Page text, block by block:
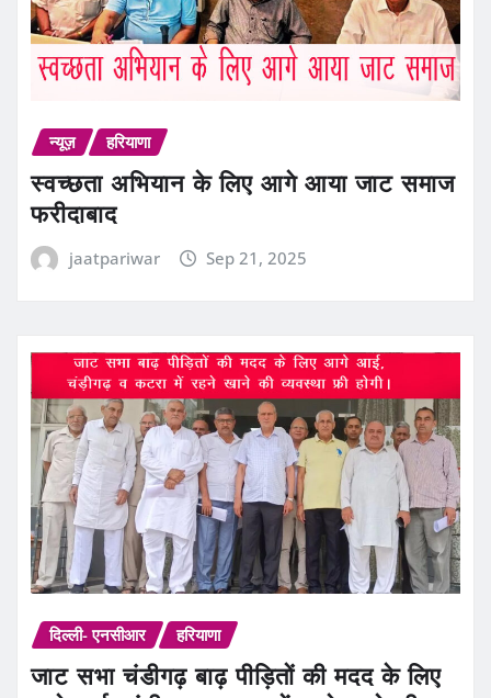
न्यूज़ हरियाणा
स्वच्छता अभियान के लिए आगे आया जाट समाज
फरीदाबाद
jaatpariwar Sep 21, 2025
दिल्ली- एनसीआर हरियाणा
जाट सभा चंडीगढ़ बाढ़ पीड़ितों की मदद के लिए